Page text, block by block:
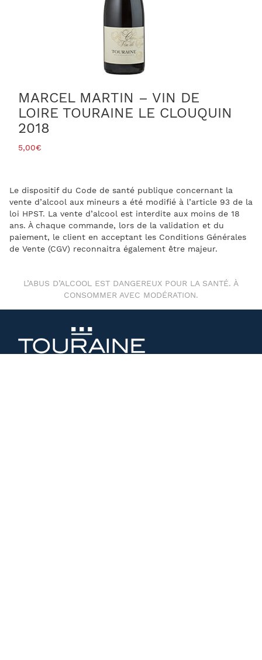
MARCEL MARTIN – VIN DE
LOIRE TOURAINE LE CLOUQUIN
2018
5,00€
Le dispositif du Code de santé publique concernant la
vente d’alcool aux mineurs a été modifié à l’article 93 de la
loi HPST. La vente d’alcool est interdite aux moins de 18
ans. À chaque commande, lors de la validation et du
paiement, le client en acceptant les Conditions Générales
de Vente (CGV) reconnaitra également être majeur.
L’ABUS D’ALCOOL EST DANGEREUX POUR LA SANTÉ. À
CONSOMMER AVEC MODÉRATION.